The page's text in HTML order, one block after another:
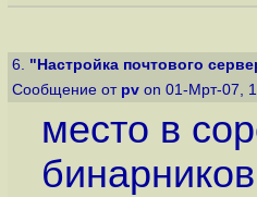
6. "Настройка почтового
Сообщение от pv on 01-Мрт-07,
место в